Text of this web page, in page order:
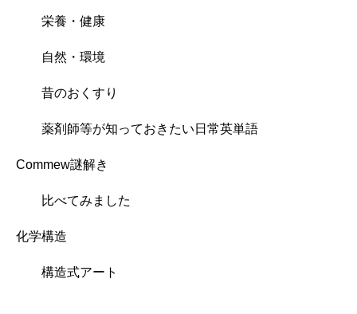
栄養・健康
自然・環境
昔のおくすり
薬剤師等が知っておきたい日常英単語
Commew謎解き
比べてみました
化学構造
構造式アート